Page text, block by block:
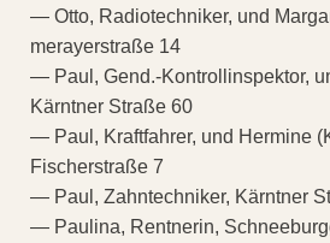
— Otto, Radiotechniker, und
merayerstraße 14
— Paul, Gend.-Kontrollinspektor,
Kärntner Straße 60
— Paul, Kraftfahrer, und Hermine
Fischerstraße 7
— Paul, Zahntechniker, Kärntner
— Paulina, Rentnerin,